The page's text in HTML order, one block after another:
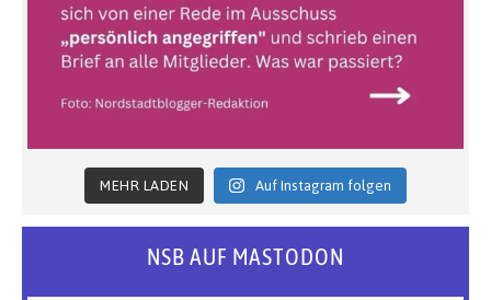
MEHR LADEN Auf Instagram folgen
NSB AUF MASTODON